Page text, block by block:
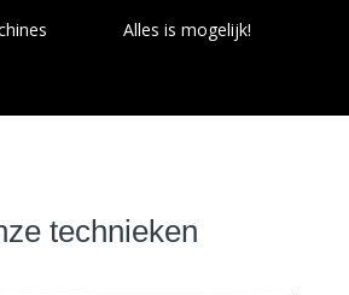
Alles is mogelijk!
technieken